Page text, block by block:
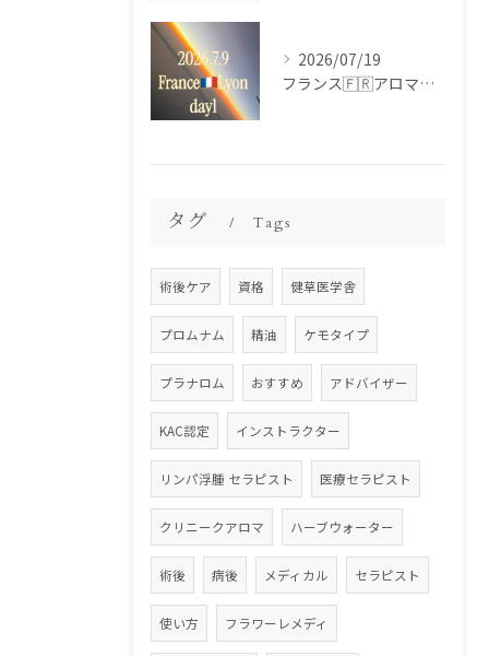
2026/07/19
フランス🇫🇷アロマ研修ツアー𝗱𝗮𝘆𝟭
タグ Tags
術後ケア 資格 健草医学舎
プロムナム 精油 ケモタイプ
プラナロム おすすめ アドバイザー
KAC認定 インストラクター
リンパ浮腫 セラピスト 医療セラピスト
クリニークアロマ ハーブウォーター
術後 病後 メディカル セラピスト
使い方 フラワーレメディ